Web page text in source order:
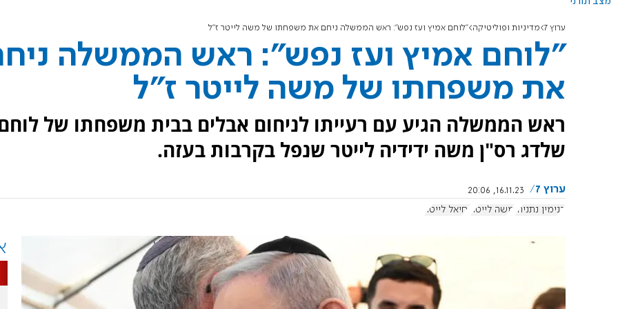
ערוץ 7 מדיניות ופוליטיקה "לוחם אמיץ ועז נפש": ראש הממשלה ניחם את משפחתו של משה לייטר ז"ל
"לוחם אמיץ ועז נפש": ראש הממשלה
את משפחתו של משה לייטר ז"ל
ראש הממשלה הגיע עם רעייתו לניחום אבלים בבית משפחתו של
שלדג רס"ן משה ידידיה לייטר שנפל בקרבות בעזה.
ערוץ 7
16.11.23, 20:06
בנימין נתניהו משה לייטר יחיאל לייטר